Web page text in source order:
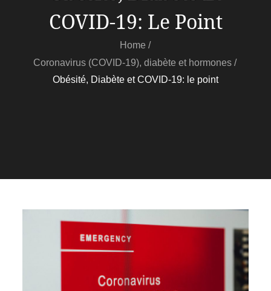
COVID-19: Le Point
Home
Coronavirus (COVID-19), diabète et hormones
Obésité, Diabète et COVID-19: le point